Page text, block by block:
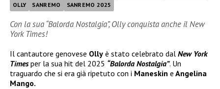
OLLY
SANREMO SANREMO 2025
Con la sua “Balorda Nostalgia”, Olly conquista anche il New
York Times!
Il cantautore genovese Olly è stato celebrato dal New York
Timesper la sua hit del 2025 “Balorda Nostalgia”. Un
traguardo che si era già ripetuto con i Maneskin e Angelina
Mango.